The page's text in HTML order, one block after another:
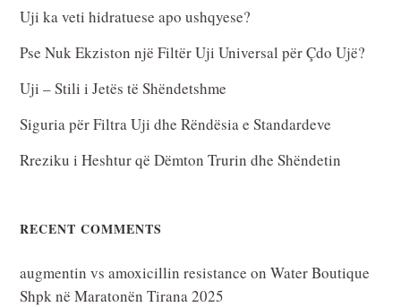
Uji ka veti hidratuese apo ushqyese?
Pse Nuk Ekziston një Filtër Uji Universal për Çdo Ujë?
Uji – Stili i Jetës të Shëndetshme
Siguria për Filtra Uji dhe Rëndësia e Standardeve
Rreziku i Heshtur që Dëmton Trurin dhe Shëndetin
RECENT COMMENTS
augmentin vs amoxicillin resistance onWater Boutique
Shpk në Maratonën Tirana 2025